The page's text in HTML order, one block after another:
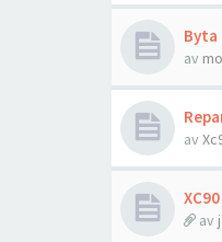
Byta
av
av
av